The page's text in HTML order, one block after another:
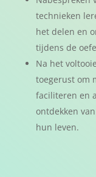
technieken
het delen en
tijdens de
Na het
toegerust om
faciliteren en
ontdekken
hun leven.